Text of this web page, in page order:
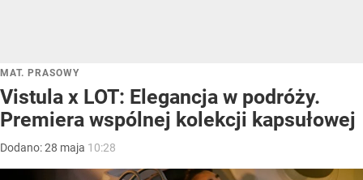
MAT. PRASOWY
Vistula x LOT: Elegancja w podróży.
Premiera wspólnej kolekcji kapsułowej
Dodano:28 maja 10:28